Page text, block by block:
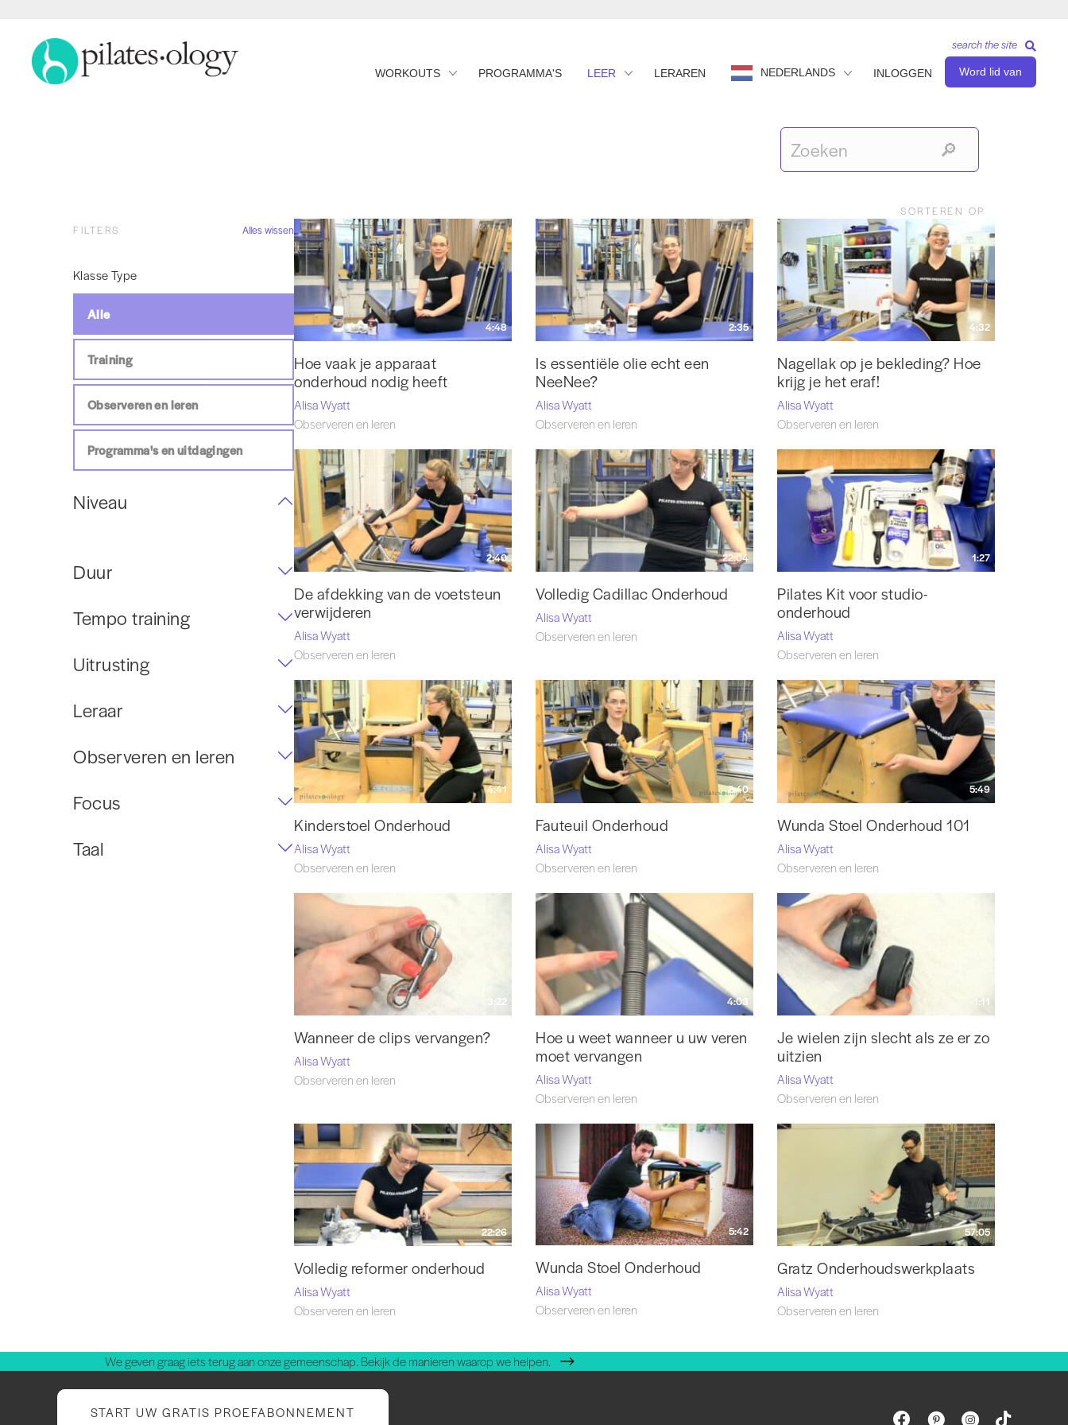
WORKOUTS PROGRAMMA'S LEER LERAREN NEDERLANDS INLOGGEN Word lid van
search the site
FILTERS Alles wissen
Klasse Type
Alle
Training
Observeren en leren
Programma's en uitdagingen
Niveau
Duur
Tempo training
Uitrusting
Leraar
Observeren en leren
Focus
Taal
SORTEREN OP
4:48
Hoe vaak je apparaat
onderhoud nodig heeft
Alisa Wyatt
Observeren en leren
2:35
Is essentiële olie echt een
NeeNee?
Alisa Wyatt
Observeren en leren
4:32
Nagellak op je bekleding? Hoe
krijg je het eraf!
Alisa Wyatt
Observeren en leren
2:40
De afdekking van de voetsteun
verwijderen
Alisa Wyatt
Observeren en leren
22:04
Volledig Cadillac Onderhoud
Alisa Wyatt
Observeren en leren
1:27
Pilates Kit voor studio-
onderhoud
Alisa Wyatt
Observeren en leren
4:41
Kinderstoel Onderhoud
Alisa Wyatt
Observeren en leren
2:40
Fauteuil Onderhoud
Alisa Wyatt
Observeren en leren
5:49
Wunda Stoel Onderhoud 101
Alisa Wyatt
Observeren en leren
3:22
Wanneer de clips vervangen?
Alisa Wyatt
Observeren en leren
4:03
Hoe u weet wanneer u uw veren
moet vervangen
Alisa Wyatt
Observeren en leren
1:11
Je wielen zijn slecht als ze er zo
uitzien
Alisa Wyatt
Observeren en leren
22:26
Volledig reformer onderhoud
Alisa Wyatt
Observeren en leren
5:42
Wunda Stoel Onderhoud
Alisa Wyatt
Observeren en leren
57:05
Gratz Onderhoudswerkplaats
Alisa Wyatt
Observeren en leren
We geven graag iets terug aan onze gemeenschap. Bekijk de manieren waarop we helpen.
START UW GRATIS PROEFABONNEMENT